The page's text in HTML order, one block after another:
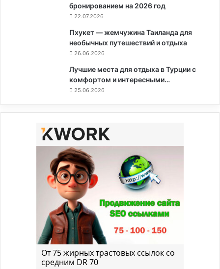
бронированием на 2026 год
22.07.2026
Пхукет — жемчужина Таиланда для
необычных путешествий и отдыха
26.06.2026
Лучшие места для отдыха в Турции с
комфортом и интересными…
25.06.2026